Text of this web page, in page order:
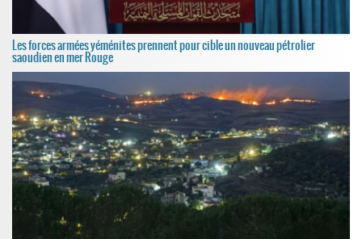
Les forces armées yéménites prennent pour cible un nouveau pétrolier
saoudien en mer Rouge